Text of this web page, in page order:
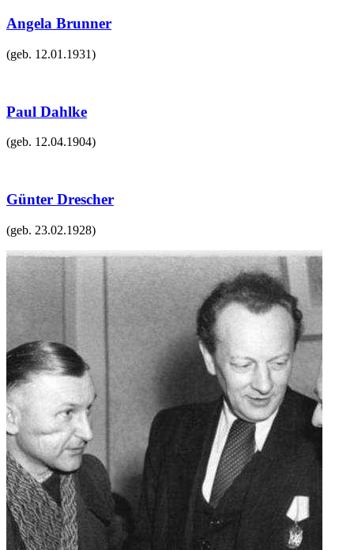
Angela Brunner
(geb. 12.01.1931)
Paul Dahlke
(geb. 12.04.1904)
Günter Drescher
(geb. 23.02.1928)